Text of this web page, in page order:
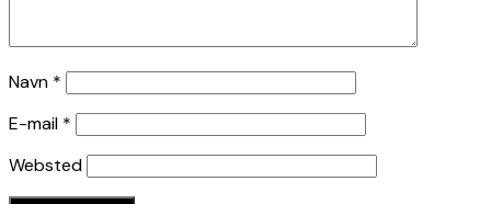
Navn *
E-mail *
Websted